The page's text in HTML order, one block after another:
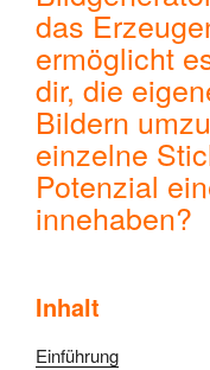
das
ermöglicht
dir, die
Bildern
einzelne
Potenzial
innehaben?
Inhalt
Einführung